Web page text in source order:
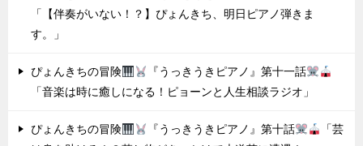
「【伴奏がいない！？】ぴょんきち、明日ピアノ弾きま
す。」
ぴょんきちの冒険
『うっきうきピアノ』第十一話
「音楽は時に癒しになる！ピョーンと人生相談ラジオ」
ぴょんきちの冒険 『うっきうきピアノ』第十話
「芸